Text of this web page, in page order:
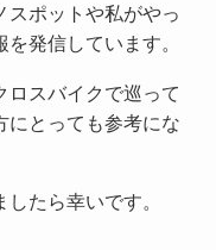
スポットや私がやっ
発信しています。
ロスバイクで巡って
にとっても参考にな
たら幸いです。